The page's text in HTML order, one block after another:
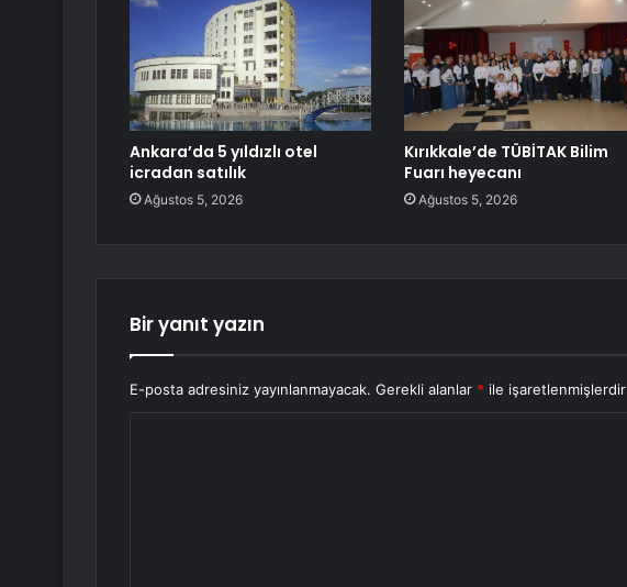
Ankara’da 5 yıldızlı otel
icradan satılık
Ağustos 5, 2026
Kırıkkale’de TÜBİTAK Bilim
Fuarı heyecanı
Ağustos 5, 2026
Bir yanıt yazın
E-posta adresiniz yayınlanmayacak. Gerekli alanlar * ile işaretlenmişlerdir